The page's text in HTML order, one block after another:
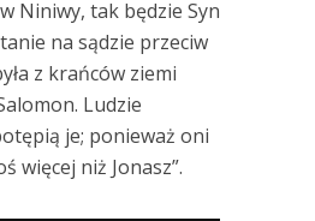
Niniwy, tak będzie Syn
na sądzie przeciw
z krańców ziemi
Ludzie
je; ponieważ oni
więcej niż Jonasz”.